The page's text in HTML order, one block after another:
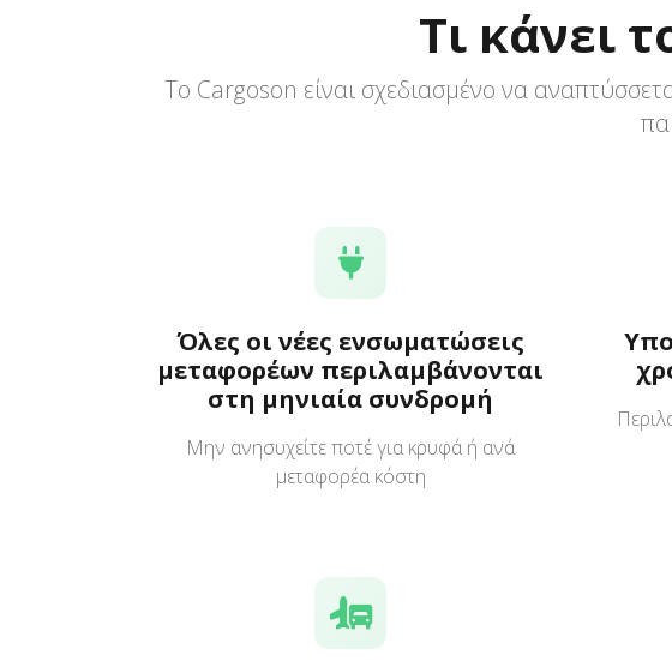
Τι κάνει
Το Cargoson είναι σχεδιασμένο να
Όλες οι νέες ενσωματώσεις
μεταφορέων περιλαμβάνονται
στη μηνιαία συνδρομή
Μην ανησυχείτε ποτέ για κρυφά ή ανά
μεταφορέα κόστη